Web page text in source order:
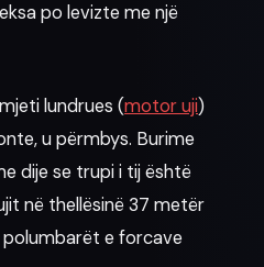
po levizte me një
lundrues (motor uji)
u përmbys. Burime
dije se trupi i tij është
në thellësinë 37 metër
polumbarët e forcave